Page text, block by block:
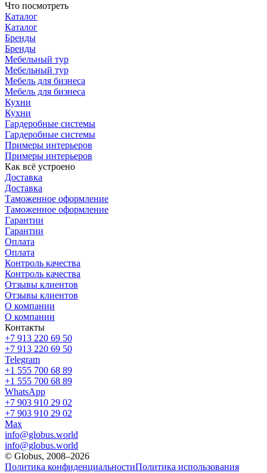
Что посмотреть
Каталог
Каталог
Бренды
Бренды
Мебельный тур
Мебельный тур
Мебель для бизнеса
Мебель для бизнеса
Кухни
Кухни
Гардеробные системы
Гардеробные системы
Примеры интерьеров
Примеры интерьеров
Как всё устроено
Доставка
Доставка
Таможенное оформление
Таможенное оформление
Гарантии
Гарантии
Оплата
Оплата
Контроль качества
Контроль качества
Отзывы клиентов
Отзывы клиентов
О компании
О компании
Контакты
+7 913 220 69 50
+7 913 220 69 50
Telegram
+1 555 700 68 89
+1 555 700 68 89
WhatsApp
+7 903 910 29 02
+7 903 910 29 02
Max
info@globus.world
info@globus.world
© Globus, 2008–2026
Политика конфиденциальностиПолитика использования